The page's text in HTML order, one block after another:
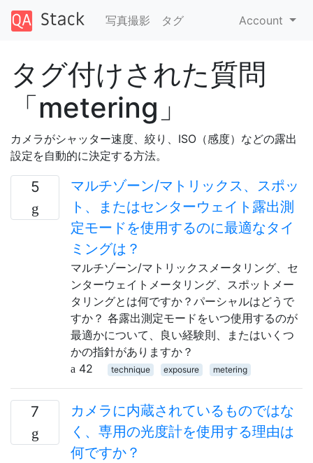
写真撮影 タグ Account
タグ付けされた質問
「metering」
カメラがシャッター速度、絞り、ISO（感度）などの露出
設定を自動的に決定する方法。
5
マルチゾーン/マトリックス、スポッ
ト、またはセンターウェイト露出測
定モードを使用するのに最適なタイ
ミングは？
マルチゾーン/マトリックスメータリング、セ
ンターウェイトメータリング、スポットメー
タリングとは何ですか？パーシャルはどうで
すか？ 各露出測定モードをいつ使用するのが
最適かについて、良い経験則、またはいくつ
かの指針がありますか？
42
technique exposure metering
7
カメラに内蔵されているものではな
く、専用の光度計を使用する理由は
何ですか？